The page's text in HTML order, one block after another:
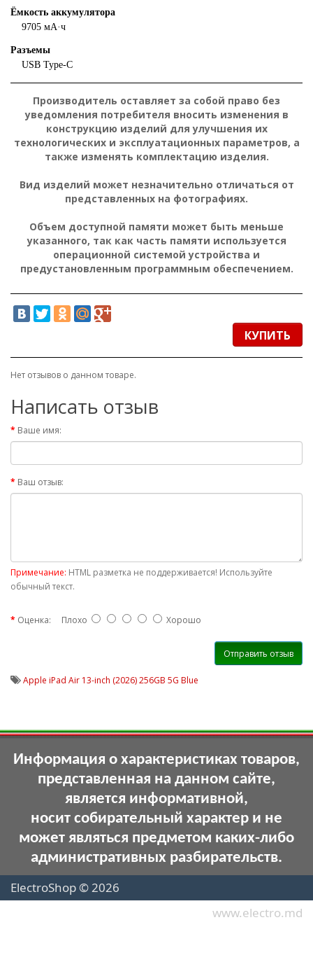
Ёмкость аккумулятора
9705 мА·ч
Разъемы
USB Type-C
Производитель оставляет за собой право без
уведомления потребителя вносить изменения в
конструкцию изделий для улучшения их
технологических и эксплуатационных параметров, а
также изменять комплектацию изделия.
Вид изделий может незначительно отличаться от
представленных на фотографиях.
Объем доступной памяти может быть меньше
указанного, так как часть памяти используется
операционной системой устройства и
предустановленным программным обеспечением.
КУПИТЬ
Нет отзывов о данном товаре.
Написать отзыв
Ваше имя:
Ваш отзыв:
Примечание: HTML разметка не поддерживается! Используйте
обычный текст.
Оценка: Плохо Хорошо
Отправить отзыв
Apple iPad Air 13-inch (2026) 256GB 5G Blue
Информация о характеристиках товаров,
представленная на данном сайте,
является информативной,
носит собирательный характер и не
может являться предметом каких-либо
административных разбирательств.
ElectroShop © 2026
www.electro.md